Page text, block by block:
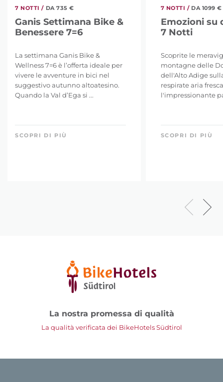
7 NOTTI / DA 735 €
Ganis Settimana Bike &
Benessere 7=6
La settimana Ganis Bike &
Wellness 7=6 è l’offerta ideale per
vivere le avventure in bici nel
suggestivo autunno altoatesino.
Quando la Val d’Ega si ...
SCOPRI DI PIÙ
7 NOTTI / DA 1099 €
Emozioni su
7 Notti
Scoprite le
montagne delle
dell'Alto Adige
respirate aria
l'impressionante
SCOPRI DI PIÙ
La nostra promessa di qualità
La qualità verificata dei BikeHotels Südtirol